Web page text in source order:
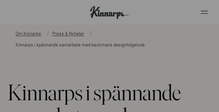
Om Kinnarps Press & Nyheter
Kinnarps i spännande samarbete med beckmans designhögskola
Kinnarps i spännande